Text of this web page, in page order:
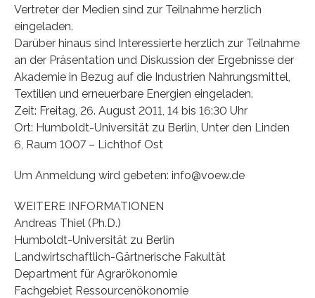
Vertreter der Medien sind zur Teilnahme herzlich
eingeladen.
Darüber hinaus sind Interessierte herzlich zur Teilnahme
an der Präsentation und Diskussion der Ergebnisse der
Akademie in Bezug auf die Industrien Nahrungsmittel,
Textilien und erneuerbare Energien eingeladen.
Zeit: Freitag, 26. August 2011, 14 bis 16:30 Uhr
Ort: Humboldt-Universität zu Berlin, Unter den Linden
6, Raum 1007 – Lichthof Ost
Um Anmeldung wird gebeten: info@voew.de
WEITERE INFORMATIONEN
Andreas Thiel (Ph.D.)
Humboldt-Universität zu Berlin
Landwirtschaftlich-Gärtnerische Fakultät
Department für Agrarökonomie
Fachgebiet Ressourcenökonomie